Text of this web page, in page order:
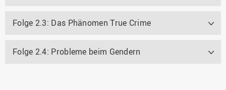
Folge 2.3: Das Phänomen True Crime
Folge 2.4: Probleme beim Gendern